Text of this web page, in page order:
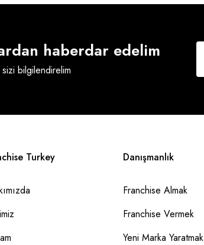
haberdar edelim
bilgilendirelim
Turkey Danışmanlık
Franchise Almak
Franchise Vermek
Yeni Marka Yaratmak